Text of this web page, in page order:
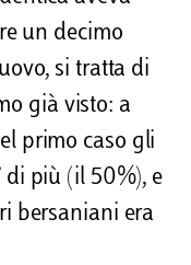
un decimo
si tratta di
già visto: a
primo caso gli
di più (il 50%), e
bersaniani era